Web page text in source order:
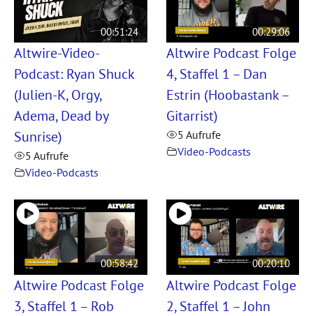
00:51:24
Altwire-Video-
Podcast: Ryan Shuck
(Julien-K, Orgy,
Adema, Dead by
Sunrise)
5 Aufrufe
Video-Podcasts
00:29:06
Altwire Podcast Folge
4, Staffel 1 – Dan
Estrin (Hoobastank –
Gitarrist)
5 Aufrufe
Video-Podcasts
00:58:42
Altwire Podcast Folge
3, Staffel 1 – Rob
00:20:10
Altwire Podcast Folge
2, Staffel 1 – John